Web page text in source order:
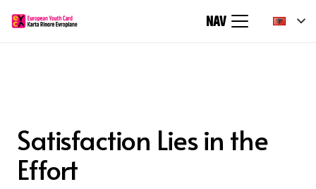
NAV
Satisfaction Lies in the
Effort